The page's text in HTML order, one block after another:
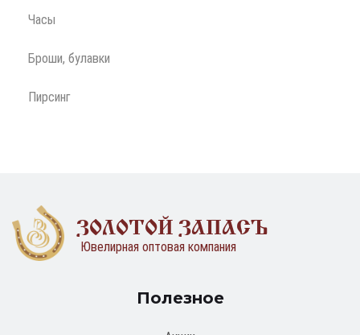
Часы
Броши, булавки
Пирсинг
ЗОЛОТОЙ ЗАПАСЪ
Ювелирная оптовая компания
Полезное